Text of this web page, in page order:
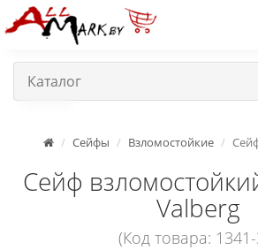
Каталог
Сейфы Взломостойкие
Сейф
Valberg
(Код товара: